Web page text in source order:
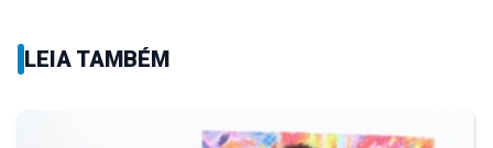
LEIA TAMBÉM